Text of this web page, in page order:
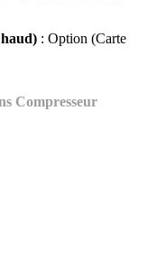
: Option (Carte
Compresseur